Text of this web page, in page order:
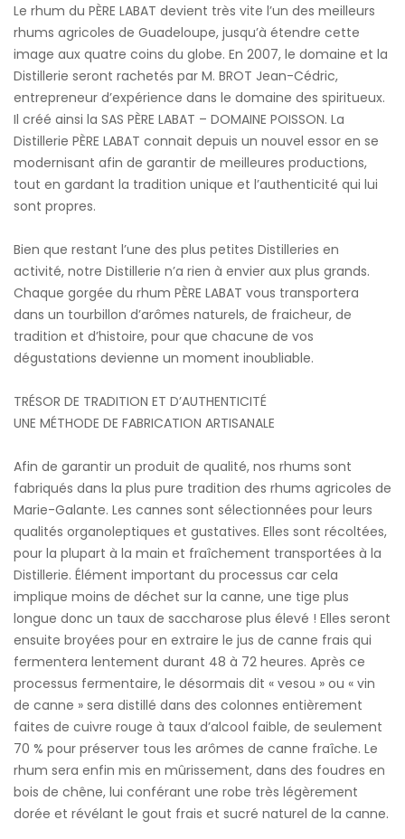
Le rhum du PÈRE LABAT devient très vite l’un des meilleurs
rhums agricoles de Guadeloupe, jusqu’à étendre cette
image aux quatre coins du globe. En 2007, le domaine et la
Distillerie seront rachetés par M. BROT Jean-Cédric,
entrepreneur d’expérience dans le domaine des spiritueux.
Il créé ainsi la SAS PÈRE LABAT – DOMAINE POISSON. La
Distillerie PÈRE LABAT connait depuis un nouvel essor en se
modernisant afin de garantir de meilleures productions,
tout en gardant la tradition unique et l’authenticité qui lui
sont propres.
Bien que restant l’une des plus petites Distilleries en
activité, notre Distillerie n’a rien à envier aux plus grands.
Chaque gorgée du rhum PÈRE LABAT vous transportera
dans un tourbillon d’arômes naturels, de fraicheur, de
tradition et d’histoire, pour que chacune de vos
dégustations devienne un moment inoubliable.
TRÉSOR DE TRADITION ET D’AUTHENTICITÉ
UNE MÉTHODE DE FABRICATION ARTISANALE
Afin de garantir un produit de qualité, nos rhums sont
fabriqués dans la plus pure tradition des rhums agricoles de
Marie-Galante. Les cannes sont sélectionnées pour leurs
qualités organoleptiques et gustatives. Elles sont récoltées,
pour la plupart à la main et fraîchement transportées à la
Distillerie. Élément important du processus car cela
implique moins de déchet sur la canne, une tige plus
longue donc un taux de saccharose plus élevé ! Elles seront
ensuite broyées pour en extraire le jus de canne frais qui
fermentera lentement durant 48 à 72 heures. Après ce
processus fermentaire, le désormais dit « vesou » ou « vin
de canne » sera distillé dans des colonnes entièrement
faites de cuivre rouge à taux d’alcool faible, de seulement
70 % pour préserver tous les arômes de canne fraîche. Le
rhum sera enfin mis en mûrissement, dans des foudres en
bois de chêne, lui conférant une robe très légèrement
dorée et révélant le gout frais et sucré naturel de la canne.